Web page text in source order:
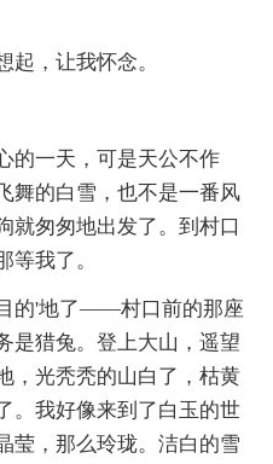
，让我怀念。
一天，可是天公不作
舞的白雪，也不是一番风
就匆匆地出发了。到村口
等我了。
'地了——村口前的那座
是猎兔。登上大山，遥望
，光秃秃的山白了，枯黄
。我好像来到了白玉的世
莹，那么玲珑。洁白的雪